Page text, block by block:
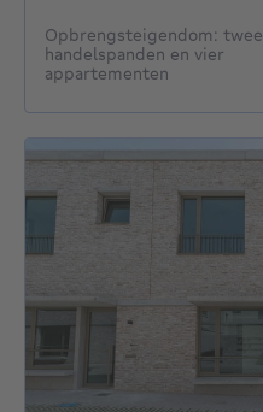
Opbrengsteigendom: twee
handelspanden en vier
appartementen